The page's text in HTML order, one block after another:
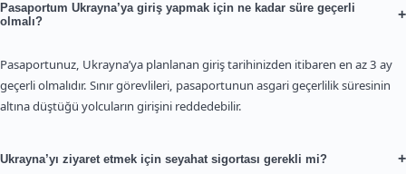
Pasaportum Ukrayna’ya giriş yapmak için ne kadar süre geçerli
olmalı?
+
Pasaportunuz, Ukrayna’ya planlanan giriş tarihinizden itibaren en az 3 ay
geçerli olmalıdır. Sınır görevlileri, pasaportunun asgari geçerlilik süresinin
altına düştüğü yolcuların girişini reddedebilir.
Ukrayna’yı ziyaret etmek için seyahat sigortası gerekli mi? +